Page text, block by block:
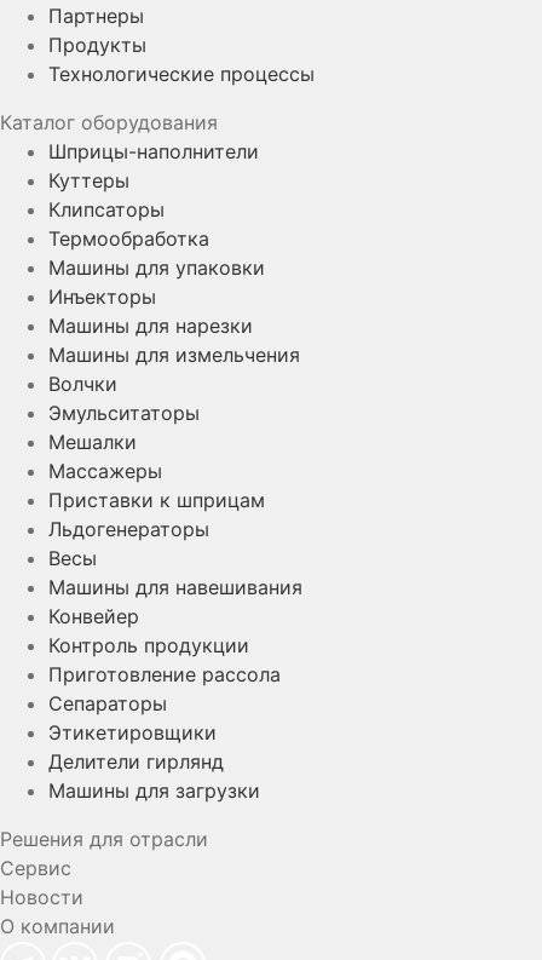
Партнеры
Продукты
Технологические процессы
Каталог оборудования
Шприцы-наполнители
Куттеры
Клипсаторы
Термообработка
Машины для упаковки
Инъекторы
Машины для нарезки
Машины для измельчения
Волчки
Эмульситаторы
Мешалки
Массажеры
Приставки к шприцам
Льдогенераторы
Весы
Машины для навешивания
Конвейер
Контроль продукции
Приготовление рассола
Сепараторы
Этикетировщики
Делители гирлянд
Машины для загрузки
Решения для отрасли
Сервис
Новости
О компании